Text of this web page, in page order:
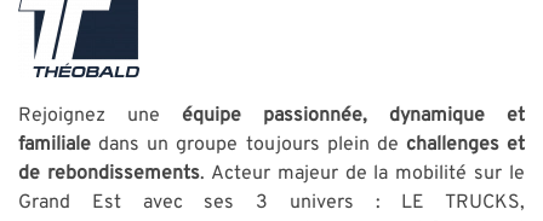
Rejoignez une
équipe passionnée, dynamique et
familiale dans un groupe toujours plein de challenges et
de rebondissements. Acteur majeur de la mobilité sur le
Grand Est avec ses 3 univers : LE TRUCKS,